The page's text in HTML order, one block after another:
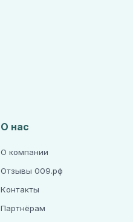
О нас
О компании
Отзывы 009.рф
Контакты
Партнёрам